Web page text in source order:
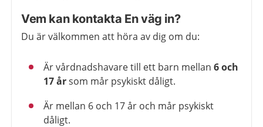
Vem kan kontakta En väg in?
Du är välkommen att höra av dig om du:
Är vårdnadshavare till ett barn mellan 6 och
17 årsom mår psykiskt dåligt.
Är mellan 6 och 17 år och mår psykiskt
dåligt.